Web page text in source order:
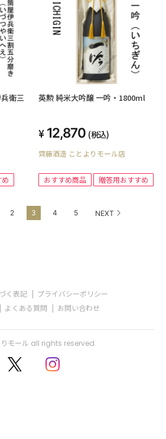
衛三
英勲 純米大吟醸 一吟・1800ml
12,870 (税込)
齊藤酒造 ことよりモール店
おすすめ商品 贈答用おすすめ
2 3 4 5 NEXT
く表記
プライバシーポリシー
よくある質問 お問い合わせ
モール all rights reserved.